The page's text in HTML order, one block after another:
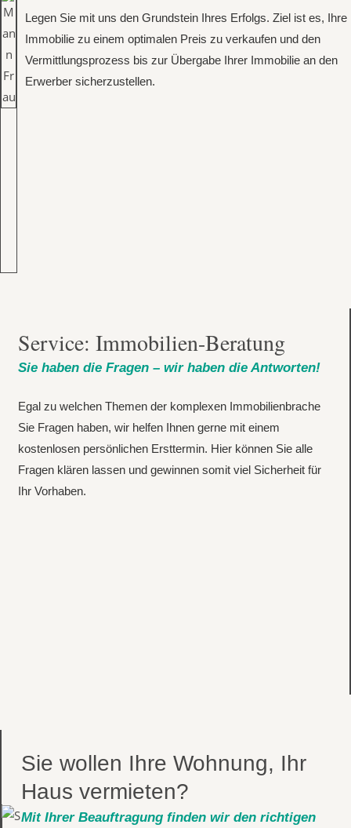
Legen Sie mit uns den Grundstein Ihres Erfolgs. Ziel ist es, Ihre
Immobilie zu einem optimalen Preis zu verkaufen und den
Vermittlungsprozess bis zur Übergabe Ihrer Immobilie an den
Erwerber sicherzustellen.
Service: Immobilien-Beratung
Sie haben die Fragen – wir haben die Antworten!
Egal zu welchen Themen der komplexen Immobilienbrache
Sie Fragen haben, wir helfen Ihnen gerne mit einem
kostenlosen persönlichen Ersttermin. Hier können Sie alle
Fragen klären lassen und gewinnen somit viel Sicherheit für
Ihr Vorhaben.
Sie wollen Ihre Wohnung, Ihr
Haus vermieten?
Mit Ihrer Beauftragung finden wir den richtigen